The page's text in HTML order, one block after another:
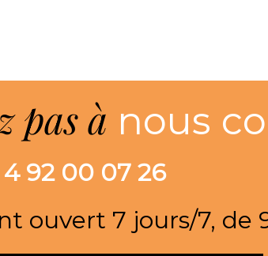
pas à nous
4 92 00 07 26
ouvert 7 jours/7, de